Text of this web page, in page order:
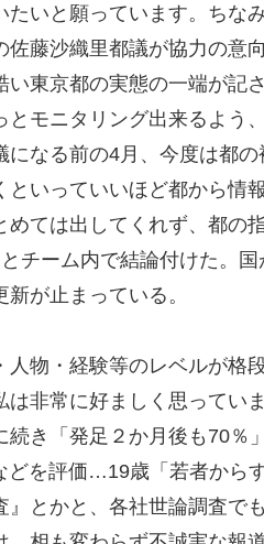
いと願っています。ちな
藤沙織里都議が協力の意
い東京都の実態の一端が記
とモニタリング出来るよう
なる前の4月、今度は都の
といっていいほど都から情
ては出してくれず、都の
チーム内で結論付けた。
が止まっている。
物・経験等のレベルが格
非常に好ましく思ってい
続き「発足２か月後も70
どを評価…19歳「若者から
とかと、各社世論調査で